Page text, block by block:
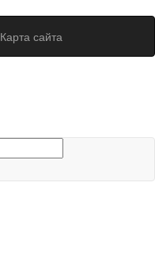
Карта сайта